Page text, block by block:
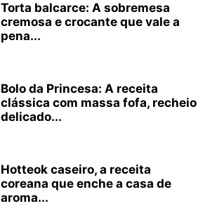
Torta balcarce: A sobremesa
cremosa e crocante que vale a
pena...
Bolo da Princesa: A receita
clássica com massa fofa, recheio
delicado...
Hotteok caseiro, a receita
coreana que enche a casa de
aroma...